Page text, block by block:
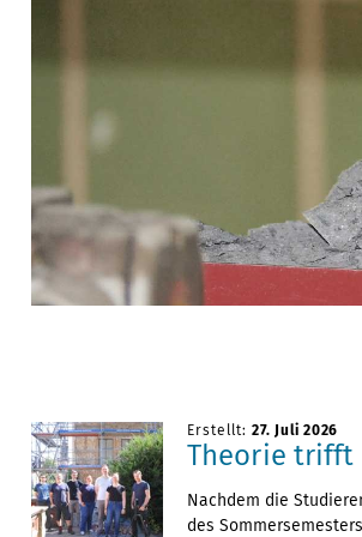
Erstellt: 27. Juli 2026
Theorie trifft
Nachdem die
des